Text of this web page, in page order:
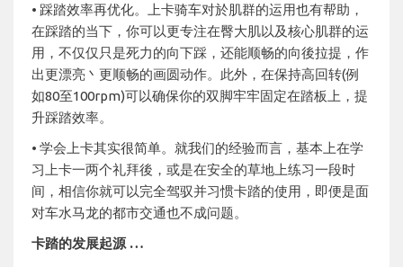
• 踩踏效率再优化。上卡骑车对於肌群的运用也有帮助，
在踩踏的当下，你可以更专注在臀大肌以及核心肌群的运
用，不仅仅只是死力的向下踩，还能顺畅的向後拉提，作
出更漂亮丶更顺畅的画圆动作。此外，在保持高回转(例
如80至100rpm)可以确保你的双脚牢牢固定在踏板上，提
升踩踏效率。
• 学会上卡其实很简单。就我们的经验而言，基本上在学
习上卡一两个礼拜後，或是在安全的草地上练习一段时
间，相信你就可以完全驾驭并习惯卡踏的使用，即便是面
对车水马龙的都市交通也不成问题。
卡踏的发展起源 …